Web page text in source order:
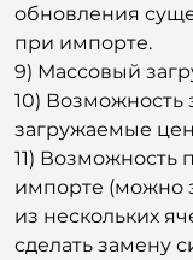
обновления
при импорте.
9) Массовый
10) Возможность
загружаемые
11) Возможность
импорте (можно
из нескольких
сделать замену